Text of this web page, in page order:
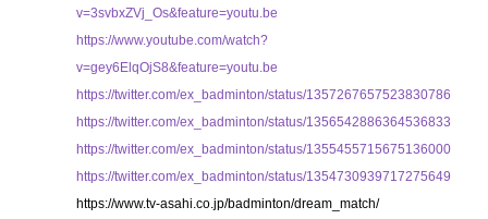
v=3svbxZVj_Os&feature=youtu.be
https://www.youtube.com/watch?
v=gey6ElqOjS8&feature=youtu.be
https://twitter.com/ex_badminton/status/1357267657523830786
https://twitter.com/ex_badminton/status/1356542886364536833
https://twitter.com/ex_badminton/status/1355455715675136000
https://twitter.com/ex_badminton/status/1354730939717275649
https://www.tv-asahi.co.jp/badminton/dream_match/